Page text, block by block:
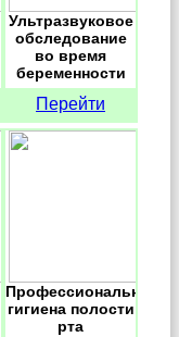
Ультразвуковое
обследование
во время
беременности
Перейти
Профессиональная
гигиена полости
рта